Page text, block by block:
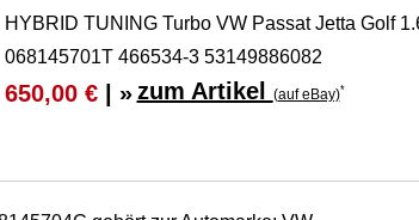
HYBRID TUNING Turbo VW Passat Jetta Golf
068145701T 466534-3 53149886082
650,00 €| » zum Artikel (auf eBay)*